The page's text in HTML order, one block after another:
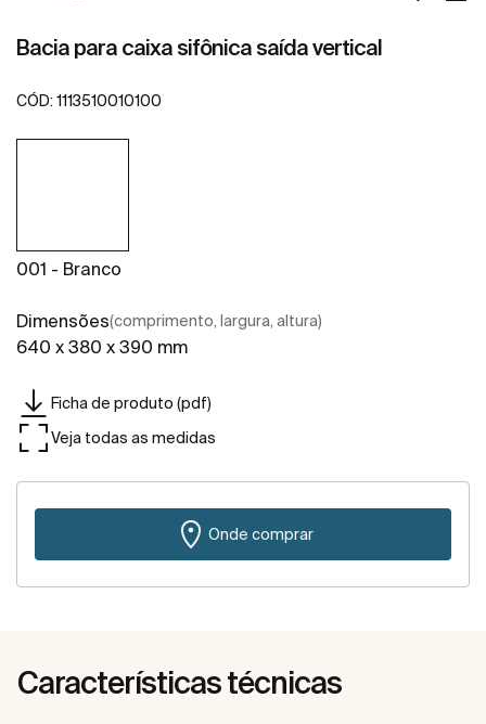
Bacia para caixa sifônica saída vertical
CÓD: 1113510010100
001 - Branco
Dimensões(comprimento, largura, altura)
640 x 380 x 390 mm
Ficha de produto (pdf)
Veja todas as medidas
Onde comprar
Características técnicas